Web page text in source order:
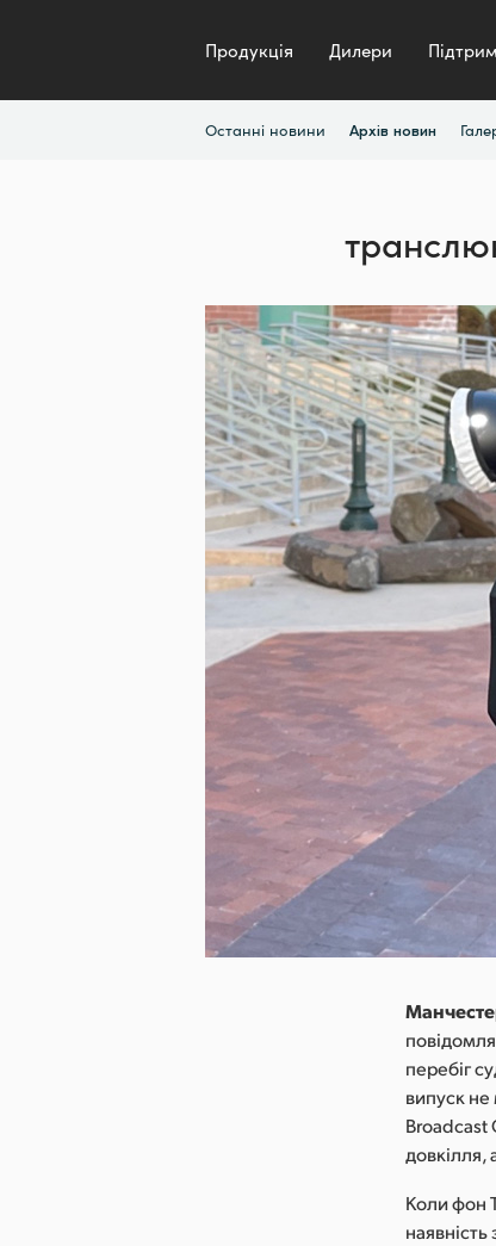
Продукція Дилери
Останні новини Архів новин
перебіг
випуск
Broadcast
довкілля,
Коли фон